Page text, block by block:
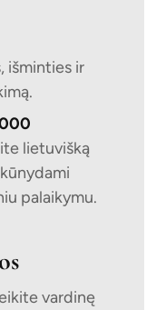
išminties ir
lietuvišką
palaikymu.
vardinę